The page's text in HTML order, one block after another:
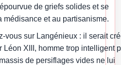
de griefs solides et se
médisance et au partisanisme.
vous sur Langénieux : il serait
Léon XIII, homme trop intelligent
de persiflages vides ne lui